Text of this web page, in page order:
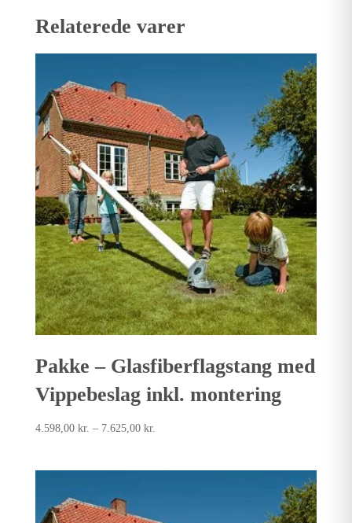
Relaterede varer
Pakke – Glasfiberflagstang med
Vippebeslag inkl. montering
4.598,00 kr. – 7.625,00 kr.